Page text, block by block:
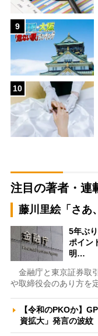
9
10
注目の著者・連
藤川里絵「さあ
5年ぶ
ポイン
明…
金融庁と東京証券取
や取締役会のあり方を
【令和のPKOか】
資拡大」発言の波